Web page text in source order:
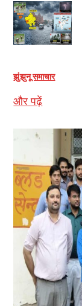
झुंझुनू समाचार
और पढ़ें